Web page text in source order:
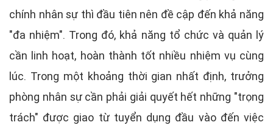
chính nhân sự thì đầu tiên nên đề cập đến khả năng
"đa nhiệm". Trong đó, khả năng tổ chức và quản lý
cần linh hoạt, hoàn thành tốt nhiều nhiệm vụ cùng
lúc. Trong một khoảng thời gian nhất định, trưởng
phòng nhân sự cần phải giải quyết hết những "trọng
trách" được giao từ tuyển dụng đầu vào đến việc